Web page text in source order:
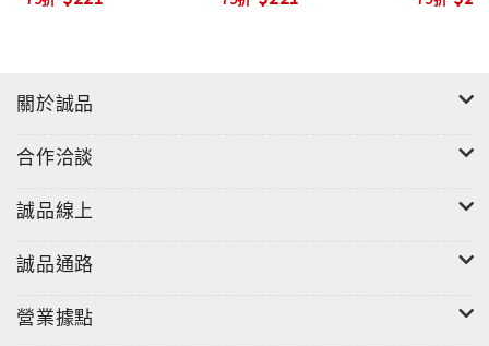
不要讓我們遇見誘惑：在完成天國使命的過程中，我們
們遇見引誘時能提供保護。
救我們脫離兇惡：罪是心靈的傾向，罪的實踐就是惡。
有引誘不一定會行惡，所以我們祈求神的恩典讓我們不
關於誠品
合作洽談
誠品線上
誠品通路
營業據點